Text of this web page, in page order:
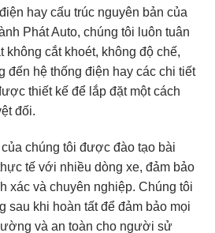
hay cấu trúc nguyên bản của
Phát Auto, chúng tôi luôn tuân
không cắt khoét, không độ chế,
đến hệ thống điện hay các chi tiết
thiết kế để lắp đặt một cách
đối.
chúng tôi được đào tạo bài
tế với nhiều dòng xe, đảm bảo
xác và chuyên nghiệp. Chúng tôi
sau khi hoàn tất để đảm bảo mọi
và an toàn cho người sử